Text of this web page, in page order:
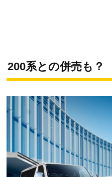
200系との併売も？